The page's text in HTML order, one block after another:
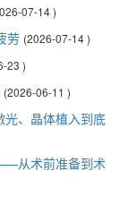
07-14 )
劳 (2026-07-14 )
23 )
(2026-06-11 )
光、晶体植入到底
从术前准备到术